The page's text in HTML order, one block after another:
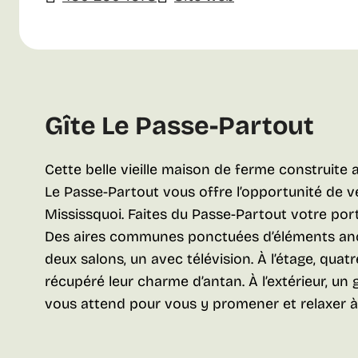
Gîte Le Passe-Partout
Cette belle vieille maison de ferme construite
Le Passe-Partout vous offre l’opportunité de
Mississquoi. Faites du Passe-Partout votre
Des aires communes ponctuées d’éléments
deux salons, un avec télévision. À l’étage,
récupéré leur charme d’antan. À l’extérieur,
vous attend pour vous y promener et relaxer